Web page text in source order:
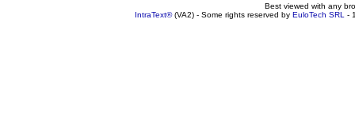
Best viewed with any
IntraText®(VA2) - Some rights reserved by EuloTech SRL -